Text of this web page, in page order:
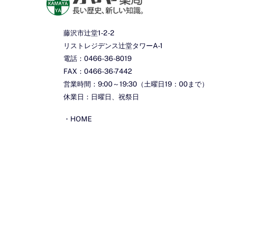
藤沢市辻堂1-2-2
リストレジデンス辻堂タワーA-1
電話：0466-36-8019
FAX：0466-36-7442
営業時間：9:00～19:30（土曜日19：00まで）
休業日：日曜日、祝祭日
・ HOME